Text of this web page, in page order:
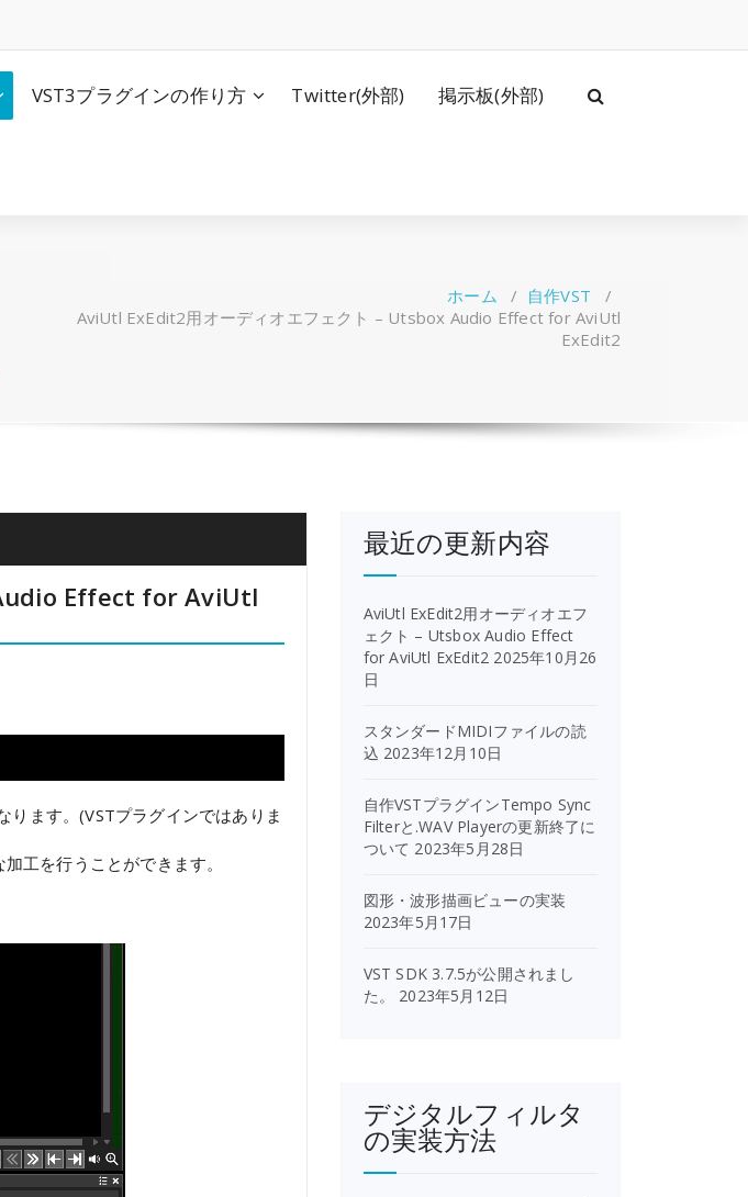
VST3プラグインの作り方 Twitter(外部) 掲示板(外部)
ホーム / 自作VST /
AviUtl ExEdit2用オーディオエフェクト – Utsbox Audio Effect for AviUtl
ExEdit2
Effect for AviUtl
ます。(VSTプラグインではありま
工を行うことができます。
最近の更新内容
AviUtl ExEdit2用オーディオエフ
ェクト – Utsbox Audio Effect
for AviUtl ExEdit2 2025年10月26
日
スタンダードMIDIファイルの読
込 2023年12月10日
自作VSTプラグインTempo Sync
Filterと.WAV Playerの更新終了に
ついて 2023年5月28日
図形・波形描画ビューの実装
2023年5月17日
VST SDK 3.7.5が公開されまし
た。
2023年5月12日
デジタルフィルタ
の実装方法